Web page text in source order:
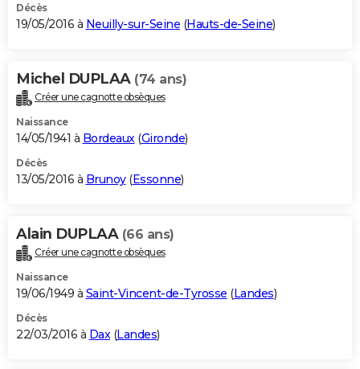
Décès
19/05/2016 à Neuilly-sur-Seine (Hauts-de-Seine)
Michel DUPLAA (74 ans)
Créer une cagnotte obsèques
Naissance
14/05/1941 à Bordeaux(Gironde)
Décès
13/05/2016 à Brunoy(Essonne)
Alain DUPLAA (66 ans)
Créer une cagnotte obsèques
Naissance
19/06/1949 à Saint-Vincent-de-Tyrosse (Landes)
Décès
22/03/2016 à Dax(Landes)